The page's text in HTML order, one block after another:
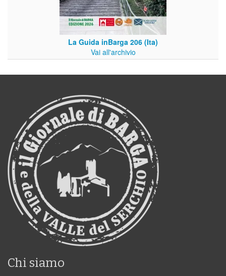
La Guida inBarga 206 (Ita)
Vai all'archivio
Chi siamo